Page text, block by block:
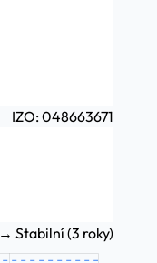
IZO: 048663671
→ Stabilní (3 roky)